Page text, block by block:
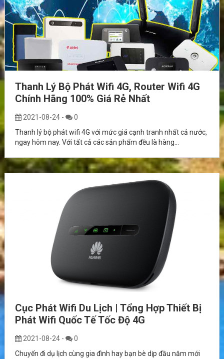
Thanh Lý Bộ Phát Wifi 4G, Router Wifi 4G
Chính Hãng 100% Giá Rẻ Nhất
2021-08-24 -
0
Thanh lý bộ phát wifi 4G với mức giá cạnh tranh nhất cả nước,
ngay hôm nay. Với tất cả các sản phẩm đều là hàng...
Cục Phát Wifi Du Lịch | Tổng Hợp Thiết Bị
Phát Wifi Quốc Tế Tốc Độ 4G
2021-08-24 -
0
Chuyến đi dụ lịch cùng gia đình hay bạn bè dịp đầu năm mới